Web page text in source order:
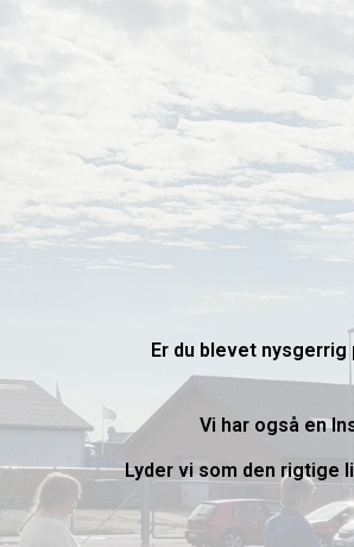
Er du blevet
Vi har også en
Lyder vi som den rigtige